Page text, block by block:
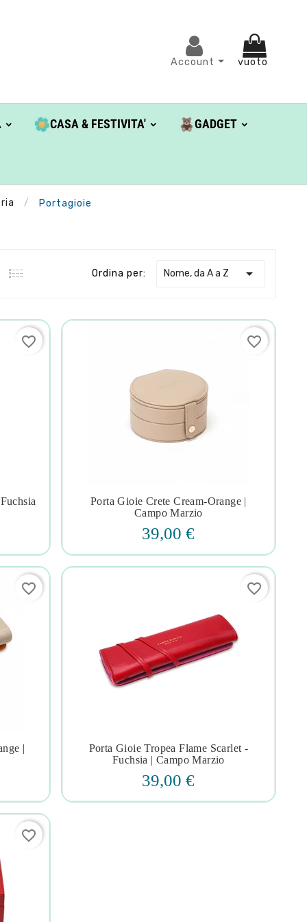
Account vuoto
CASA & FESTIVITA' GADGET
Portagioie
Ordina per: Nome, da A a Z 
favorite_border
 
Porta Gioie Crete Cream-Orange |
Campo Marzio
39,00 €
favorite_border
|
favorite_border
   
Porta Gioie Tropea Flame Scarlet -
Fuchsia | Campo Marzio
39,00 €
favorite_border
favorite_border